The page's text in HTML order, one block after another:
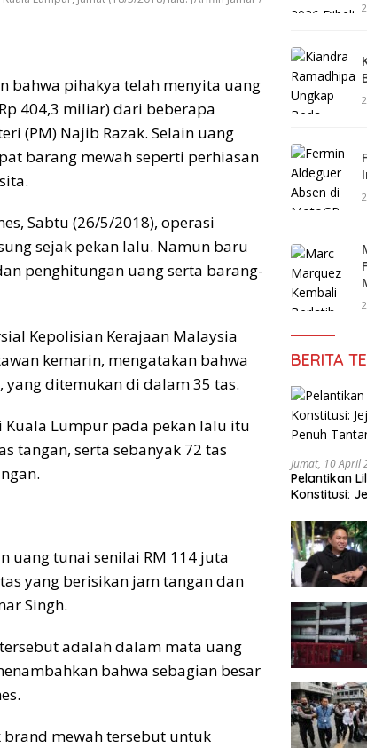
bahwa pihakya telah menyita uang
404,3 miliar) dari beberapa
(PM) Najib Razak. Selain uang
barang mewah seperti perhiasan
Sabtu (26/5/2018), operasi
sejak pekan lalu. Namun baru
penghitungan uang serta barang-
Kepolisian Kerajaan Malaysia
kemarin, mengatakan bahwa
ditemukan di dalam 35 tas.
Kuala Lumpur pada pekan lalu itu
tangan, serta sebanyak 72 tas
uang tunai senilai RM 114 juta
yang berisikan jam tangan dan
Singh.
adalah dalam mata uang
bahwa sebagian besar
mewah tersebut untuk
BERITA
Jumat, 10 April
Pelantikan
Konstitusi: